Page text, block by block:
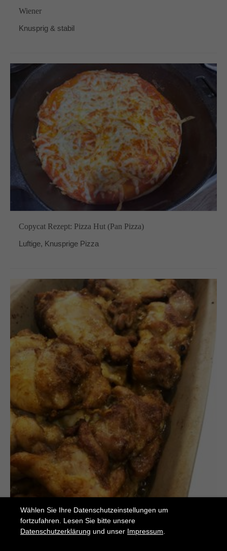
Wiener
Knusprig & stabil
Copycat Rezept: Pizza Hut (Pan Pizza)
Luftige, Knusprige Pizza
Wählen Sie Ihre Datenschutzeinstellungen um
fortzufahren. Lesen Sie bitte unsere
Datenschutzerklärung und unser Impressum.